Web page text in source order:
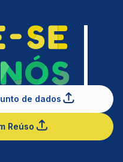
de dados
Reúso